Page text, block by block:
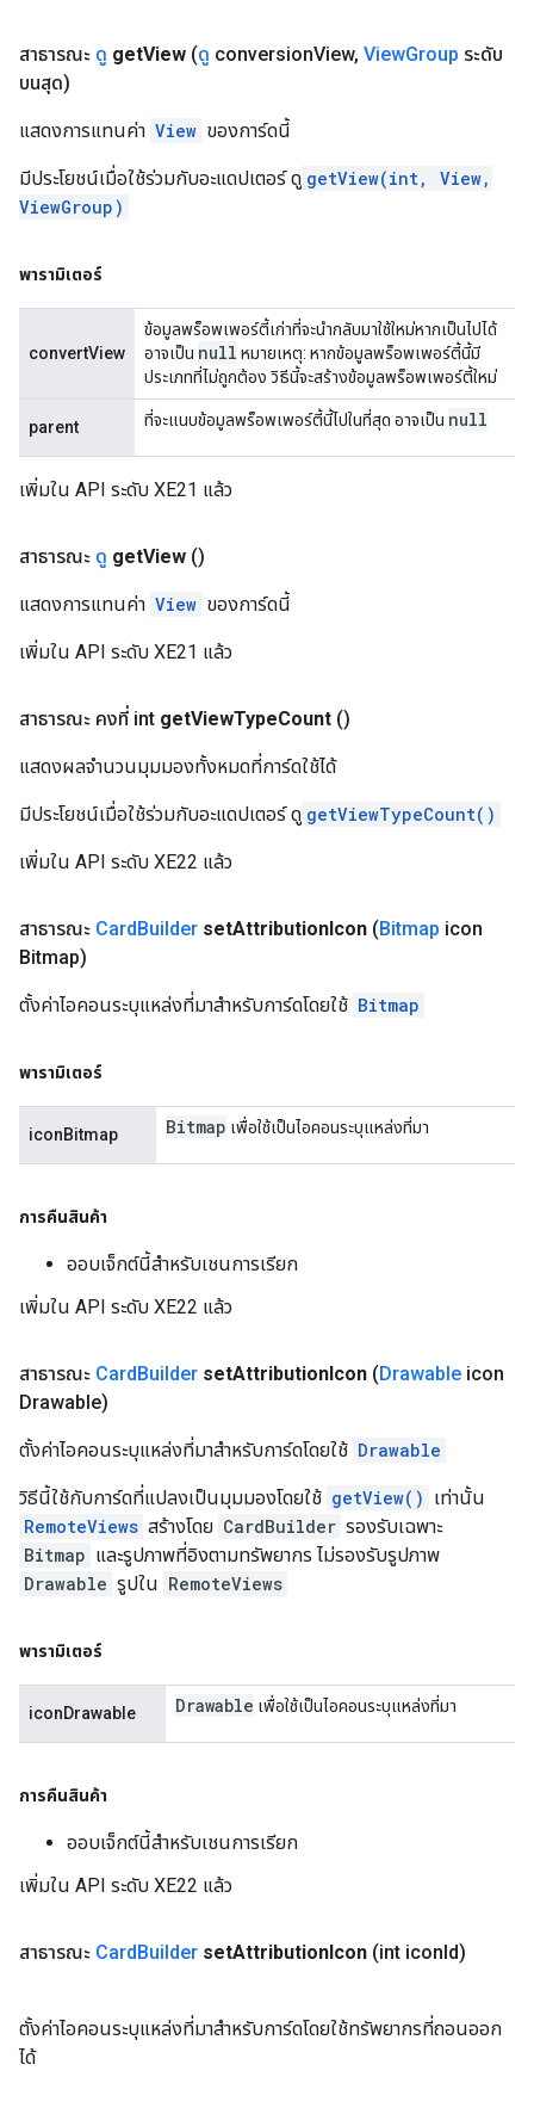
สาธารณะ ดู getView (ดู conversionView, ViewGroup ระดับ
บนสุด)
แสดงการแทนค่า View ของการ์ดนี้
มีประโยชน์เมื่อใช้ร่วมกับอะแดปเตอร์ ดู getView(int, View,
ViewGroup)
พารามิเตอร์
convertView
ข้อมูลพร็อพเพอร์ตี้เก่าที่จะนำกลับมาใช้ใหม่หากเป็นไปได้
อาจเป็น null หมายเหตุ: หากข้อมูลพร็อพเพอร์ตี้นี้มี
ประเภทที่ไม่ถูกต้อง วิธีนี้จะสร้างข้อมูลพร็อพเพอร์ตี้ใหม่
parent ที่จะแนบข้อมูลพร็อพเพอร์ตี้นี้ไปในที่สุด อาจเป็น null
เพิ่มใน API ระดับ XE21 แล้ว
สาธารณะ ดู getView ()
แสดงการแทนค่า View ของการ์ดนี้
เพิ่มใน API ระดับ XE21 แล้ว
สาธารณะ คงที่ int getViewTypeCount ()
แสดงผลจำนวนมุมมองทั้งหมดที่การ์ดใช้ได้
มีประโยชน์เมื่อใช้ร่วมกับอะแดปเตอร์ ดู getViewTypeCount()
เพิ่มใน API ระดับ XE22 แล้ว
สาธารณะ CardBuilder setAttributionIcon (Bitmap icon
Bitmap)
ตั้งค่าไอคอนระบุแหล่งที่มาสำหรับการ์ดโดยใช้ Bitmap
พารามิเตอร์
iconBitmap Bitmap เพื่อใช้เป็นไอคอนระบุแหล่งที่มา
การคืนสินค้า
ออบเจ็กต์นี้สำหรับเชนการเรียก
เพิ่มใน API ระดับ XE22 แล้ว
สาธารณะ CardBuilder setAttributionIcon (Drawable icon
Drawable)
ตั้งค่าไอคอนระบุแหล่งที่มาสำหรับการ์ดโดยใช้ Drawable
วิธีนี้ใช้กับการ์ดที่แปลงเป็นมุมมองโดยใช้ getView() เท่านั้น
RemoteViews สร้างโดย CardBuilder รองรับเฉพาะ
Bitmap และรูปภาพที่อิงตามทรัพยากร ไม่รองรับรูปภาพ
Drawable รูปใน RemoteViews
พารามิเตอร์
iconDrawable Drawable เพื่อใช้เป็นไอคอนระบุแหล่งที่มา
การคืนสินค้า
ออบเจ็กต์นี้สำหรับเชนการเรียก
เพิ่มใน API ระดับ XE22 แล้ว
สาธารณะ CardBuilder setAttributionIcon (int iconId)
ตั้งค่าไอคอนระบุแหล่งที่มาสำหรับการ์ดโดยใช้ทรัพยากรที่ถอนออก
ได้